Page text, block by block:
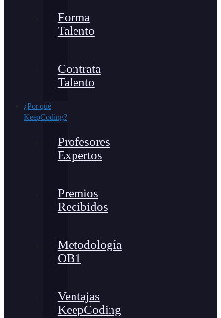
Forma
Talento
Contrata
Talento
¿Por qué
KeepCoding?
Profesores
Expertos
Premios
Recibidos
Metodología
OB1
Ventajas
KeepCoding